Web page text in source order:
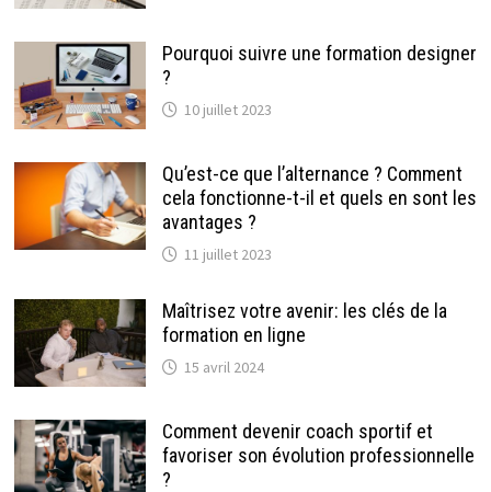
Pourquoi suivre une formation designer
?
10 juillet 2023
Qu’est-ce que l’alternance ? Comment
cela fonctionne-t-il et quels en sont les
avantages ?
11 juillet 2023
Maîtrisez votre avenir: les clés de la
formation en ligne
15 avril 2024
Comment devenir coach sportif et
favoriser son évolution professionnelle
?